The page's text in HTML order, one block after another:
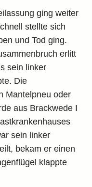
ging weiter
stellte sich
und Tod ging.
erlitt
sein linker
Die
Mantelpneu oder
aus Brackwede I
sein linker
bekam er einen
klappte